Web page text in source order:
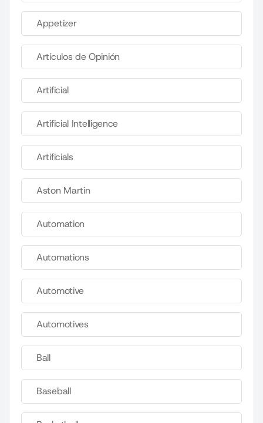
Appetizer
Artículos de Opinión
Artificial
Artificial Intelligence
Artificials
Aston Martin
Automation
Automations
Automotive
Automotives
Ball
Baseball